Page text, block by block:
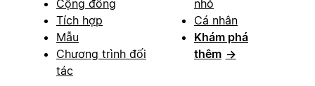
Cộng đồng
Tích hợp
Mẫu
Chương trình đối
tác
nhỏ
Cá nhân
Khám phá
thêm →